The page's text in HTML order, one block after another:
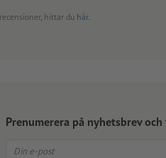
hittar du här.
Prenumerera på nyhetsbrev